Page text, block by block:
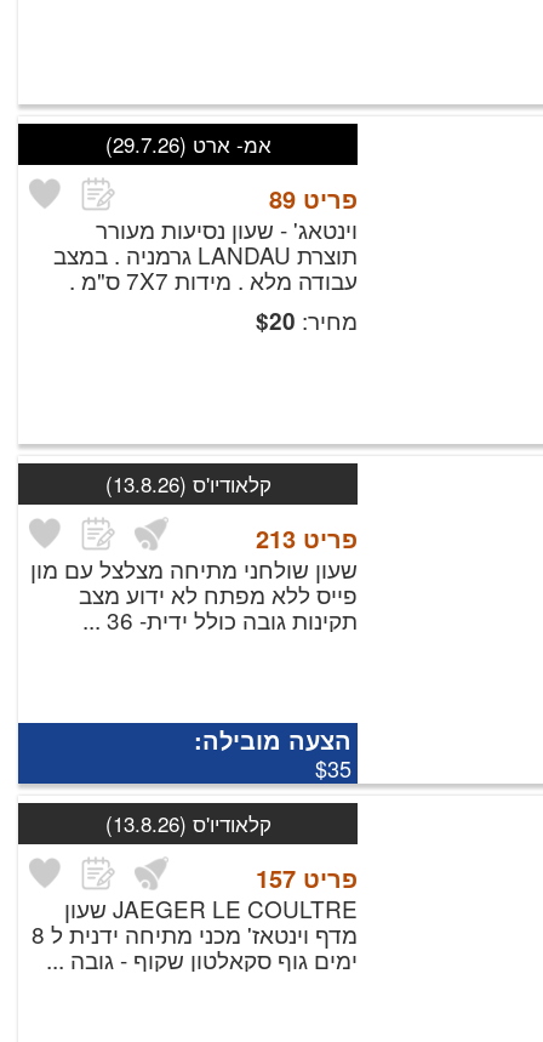
אמ- ארט (29.7.26)
פריט 89
וינטאג' - שעון נסיעות מעורר
תוצרת LANDAU גרמניה . במצב
עבודה מלא . מידות 7X7 ס"מ .
מחיר:
$20
קלאודיו'ס (13.8.26)
פריט 213
שעון שולחני מתיחה מצלצל עם מון
פייס ללא מפתח לא ידוע מצב
תקינות גובה כולל ידית- 36 ...
הצעה מובילה:
$35
קלאודיו'ס (13.8.26)
פריט 157
JAEGER LE COULTRE שעון
מדף וינטאז' מכני מתיחה ידנית ל 8
ימים גוף סקאלטון שקוף - גובה ...